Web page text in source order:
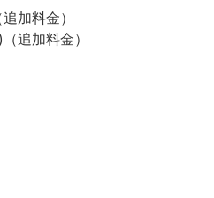
加料金）
追加料金）